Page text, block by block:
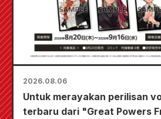
2026.08.06
Untuk merayakan perilisan
terbaru dari "Great Powers